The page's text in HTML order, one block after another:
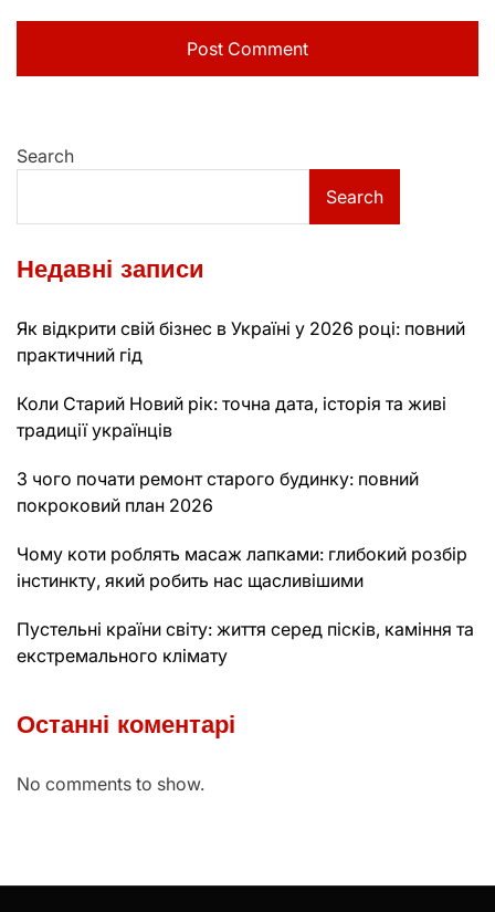
Search
Search
Недавні записи
Як відкрити свій бізнес в Україні у 2026 році: повний
практичний гід
Коли Старий Новий рік: точна дата, історія та живі
традиції українців
З чого почати ремонт старого будинку: повний
покроковий план 2026
Чому коти роблять масаж лапками: глибокий розбір
інстинкту, який робить нас щасливішими
Пустельні країни світу: життя серед пісків, каміння та
екстремального клімату
Останні коментарі
No comments to show.